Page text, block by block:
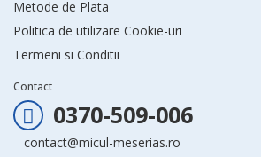
Metode de Plata
Politica de utilizare Cookie-uri
Termeni si Conditii
Contact
0370-509-006
contact@micul-meserias.ro